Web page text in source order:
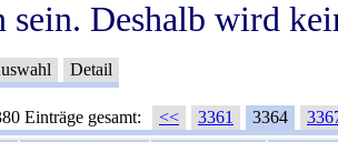
sein. Deshalb wird
Detail
Einträge gesamt: << 3361 3364